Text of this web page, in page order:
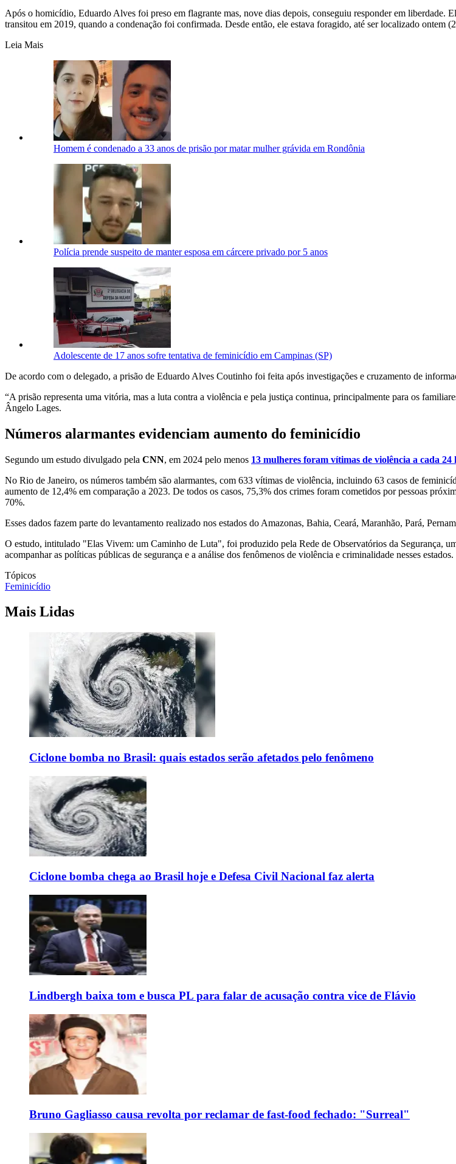
Após o homicídio, Eduardo Alves foi preso em flagrante mas, nove dias depois, conseguiu responder em liberdade.
transitou em 2019, quando a condenação foi confirmada. Desde então, ele estava foragido, até ser localizado ontem
Leia Mais
Homem é condenado a 33 anos de prisão por matar mulher grávida em Rondônia
Polícia prende suspeito de manter esposa em cárcere privado por 5 anos
Adolescente de 17 anos sofre tentativa de feminicídio em Campinas (SP)
De acordo com o delegado, a prisão de Eduardo Alves Coutinho foi feita após investigações e cruzamento de
“A prisão representa uma vitória, mas a luta contra a violência e pela justiça continua, principalmente para os
Ângelo Lages.
Números alarmantes evidenciam aumento do feminicídio
Segundo um estudo divulgado pela CNN, em 2024 pelo menos 13 mulheres foram vítimas de violência a cada 24
No Rio de Janeiro, os números também são alarmantes, com 633 vítimas de violência, incluindo 63 casos de
aumento de 12,4% em comparação a 2023. De todos os casos, 75,3% dos crimes foram cometidos por pessoas
70%.
Esses dados fazem parte do levantamento realizado nos estados do Amazonas, Bahia, Ceará, Maranhão, Pará,
O estudo, intitulado "Elas Vivem: um Caminho de Luta", foi produzido pela Rede de Observatórios da Segurança,
acompanhar as políticas públicas de segurança e a análise dos fenômenos de violência e criminalidade nesses estados.
Tópicos
Feminicídio
Mais Lidas
Ciclone bomba no Brasil: quais estados serão afetados pelo fenômeno
Ciclone bomba chega ao Brasil hoje e Defesa Civil Nacional faz alerta
Lindbergh baixa tom e busca PL para falar de acusação contra vice de Flávio
Bruno Gagliasso causa revolta por reclamar de fast-food fechado: "Surreal"